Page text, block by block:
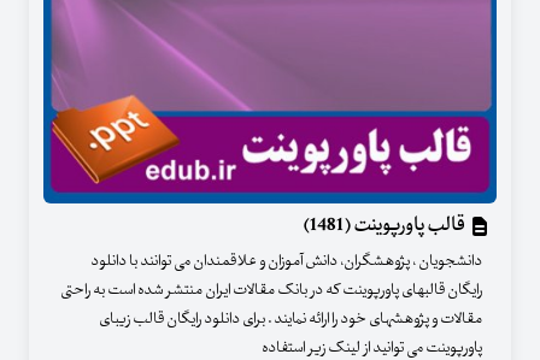
قالب پاورپوینت (1481)
دانشجویان ، پژوهشگران، دانش آموزان و علاقمندان می توانند با دانلود
رایگان قالبهای پاورپوینت که در بانک مقالات ایران منتشر شده است به راحتی
مقالات و پژوهشهای خود را ارائه نمایند . برای دانلود رایگان قالب زیبای
پاورپوینت می توانید از لینک زیر استفاده